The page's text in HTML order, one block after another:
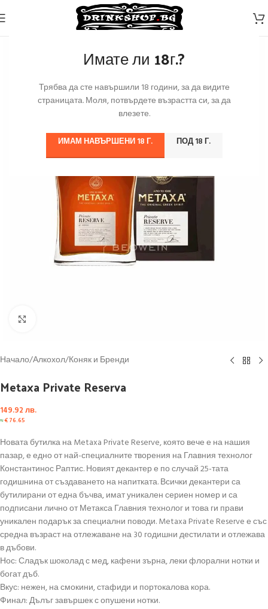
Имате ли 18г.?
Трябва да сте навършили 18 години, за да видите
страницата. Моля, потвърдете възрастта си, за да
влезете.
ИМАМ НАВЪРШЕНИ 18 Г. ПОД 18 Г.
Начало/Алкохол/Коняк и Бренди
Metaxa Private Reserva
149.92 лв.
≈€76.65
Новата бутилка на Metaxa Private Reserve, която вече е на нашия
пазар, е едно от най-специалните творения на Главния технолог
Константинос Раптис. Новият декантер е по случай 25-тата
годишнина от създаването на напитката. Всички декантери са
бутилирани от една бъчва, имат уникален сериен номер и са
подписани лично от Метакса Главния технолог и това ги прави
уникален подарък за специални поводи. Metaxa Private Reserve е със
средна възраст на отлежаване на 30 годишни дестилати и отлежава
в дъбови.
Нос: Сладък шоколад с мед, кафени зърна, леки флорални нотки и
богат дъб.
Вкус: нежен, на смокини, стафиди и портокалова кора.
Финал: Дълъг завършек с опушени нотки.